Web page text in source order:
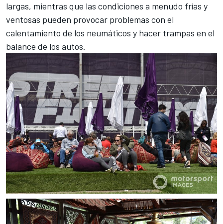
largas, mientras que las condiciones a menudo frías y
ventosas pueden provocar problemas con el
calentamiento de los neumáticos y hacer trampas en el
balance de los autos.